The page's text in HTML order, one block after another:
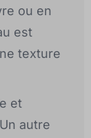
ou en
est
texture
et
autre